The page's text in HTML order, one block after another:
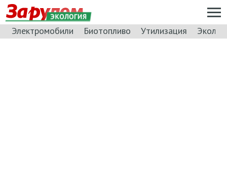
ЭКОЛОГИЯ
Электромобили Биотопливо Утилизация